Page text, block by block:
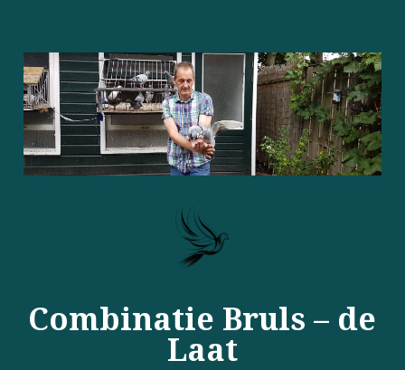
Combinatie Bruls – de
Laat